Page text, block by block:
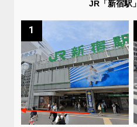
JR「新宿駅
1